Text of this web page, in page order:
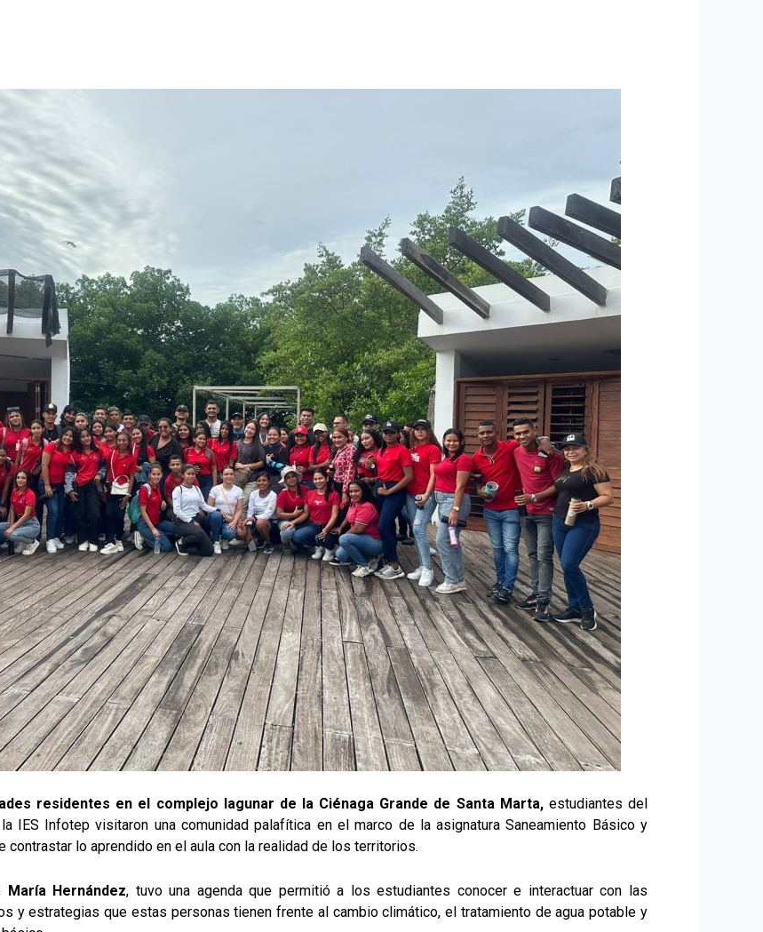
residentes en el complejo lagunar de la Ciénaga Grande de Santa Marta,estudiantes del
IES Infotep visitaron una comunidad palafítica en el marco de la asignatura Saneamiento Básico y
lo aprendido en el aula con la realidad de los territorios.
Hernández, tuvo una agenda que permitió a los estudiantes conocer e interactuar con las
y estrategias que estas personas tienen frente al cambio climático, el tratamiento de agua potable y